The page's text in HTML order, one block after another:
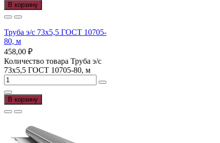
В корзину
Труба э/с 73х5,5 ГОСТ 10705-
80, м
458,00 ₽
Количество товара Труба э/с
73х5,5 ГОСТ 10705-80, м
В корзину